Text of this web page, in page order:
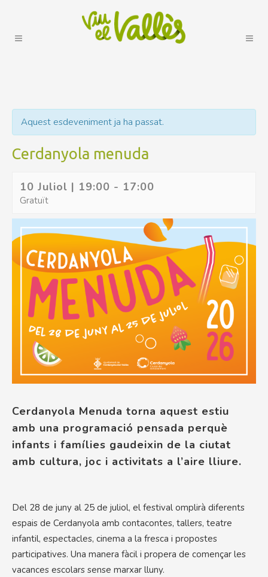
Aquest esdeveniment ja ha passat.
Cerdanyola menuda
10 Juliol | 19:00 - 17:00
Gratuït
Cerdanyola Menuda torna aquest estiu
amb una programació pensada perquè
infants i famílies gaudeixin de la ciutat
amb cultura, joc i activitats a l’aire lliure.
Del 28 de juny al 25 de juliol, el festival omplirà diferents
espais de Cerdanyola amb contacontes, tallers, teatre
infantil, espectacles, cinema a la fresca i propostes
participatives. Una manera fàcil i propera de començar les
vacances escolars sense marxar lluny.